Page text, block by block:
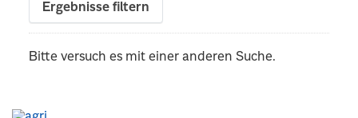
Ergebnisse filtern
Bitte versuch es mit einer anderen Suche.